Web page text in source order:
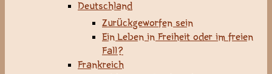
Deutschland
Zurückgeworfen sein
Ein Leben in Freiheit oder im freien
Fall?
Frankreich